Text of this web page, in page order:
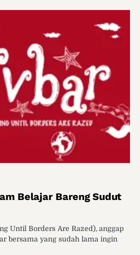
Belajar Bareng Sudut
Until Borders Are Razed), anggap
bersama yang sudah lama ingin